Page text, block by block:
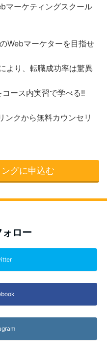
マーケティングスクール
Webマーケターを目指せ
り、転職成功率は驚異
ース内実習で学べる!!
ンクから無料カウンセリ
グに申込む
ロー